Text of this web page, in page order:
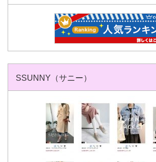
SSUNNY（サニー）